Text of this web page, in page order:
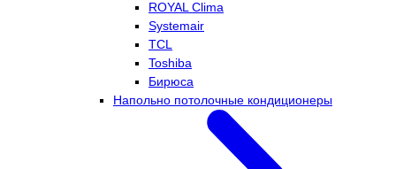
ROYAL Clima
Systemair
TCL
Toshiba
Бирюса
Напольно потолочные кондиционеры